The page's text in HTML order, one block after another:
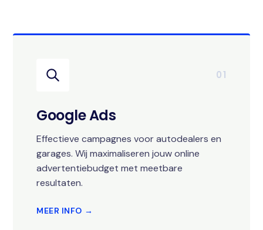
01
Google Ads
Effectieve campagnes voor autodealers en
garages. Wij maximaliseren jouw online
advertentiebudget met meetbare
resultaten.
MEER INFO →